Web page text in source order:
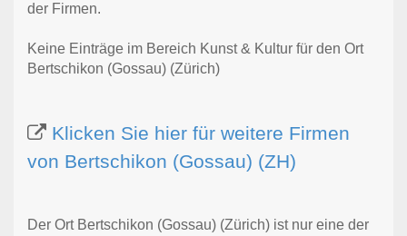
der Firmen.
Keine Einträge im Bereich Kunst & Kultur für den Ort
Bertschikon (Gossau) (Zürich)
Klicken Sie hier für weitere Firmen
von Bertschikon (Gossau) (ZH)
Der Ort Bertschikon (Gossau) (Zürich) ist nur eine der